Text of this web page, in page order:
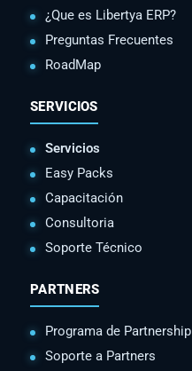
¿Que es Libertya ERP?
Preguntas Frecuentes
RoadMap
SERVICIOS
Servicios
Easy Packs
Capacitación
Consultoria
Soporte Técnico
PARTNERS
Programa de Partnership
Soporte a Partners